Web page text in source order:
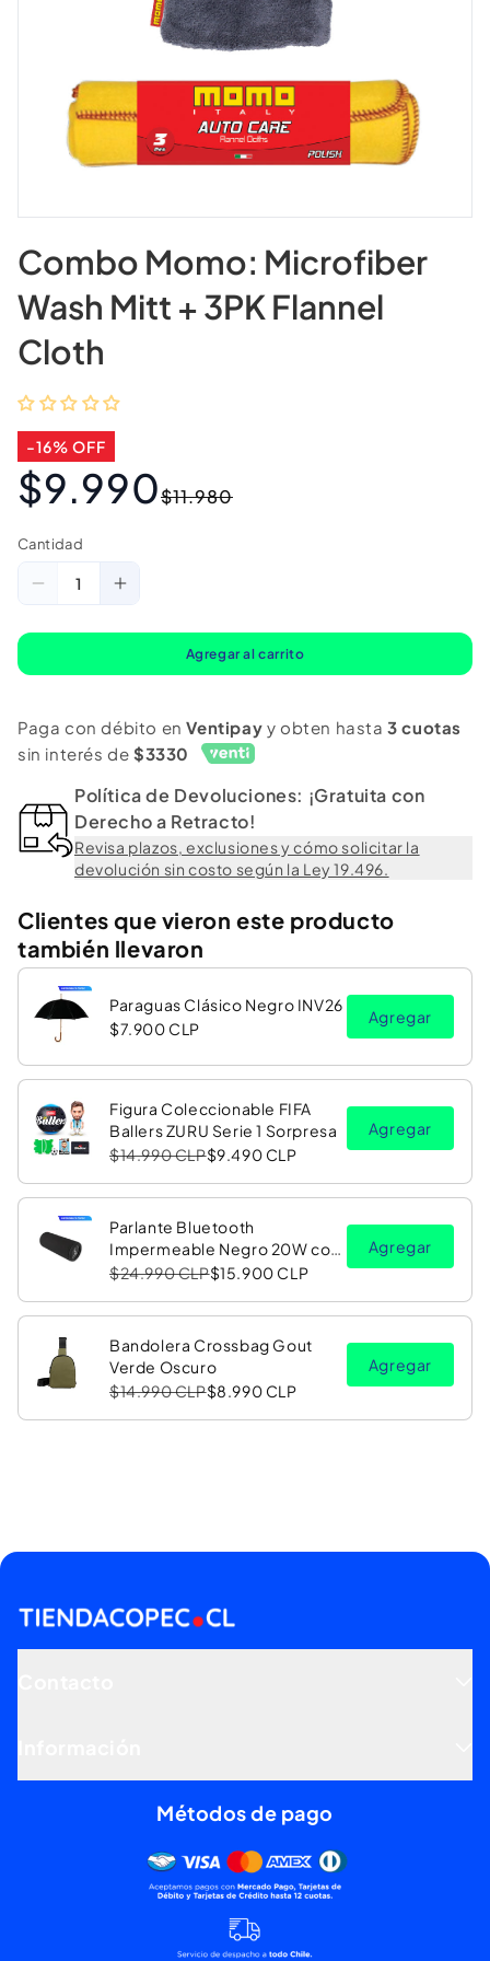
Combo Momo: Microfiber
Wash Mitt + 3PK Flannel
Cloth
-16% OFF
$11.980
$9.990
Cantidad
Cantidad
Reducir
Microfiber
Mitt
+
3PK
Cloth
Aumentar
Microfiber
Mitt
+
3PK
Cloth
Agregar al carrito
Paga con débito enVentipay y obten hasta3 cuotas
sin interés de $3330
Política de Devoluciones: ¡Gratuita con
Derecho a Retracto!
Revisa plazos, exclusiones y cómo solicitar la
devolución sin costo según la Ley 19.496.
Clientes que vieron este producto
también llevaron
Paraguas Clásico Negro INV26
$7.900 CLP
Agregar
Figura Coleccionable FIFA
Ballers ZURU Serie 1 Sorpresa
$14.990 CLP$9.490 CLP
Agregar
Parlante Bluetooth
Impermeable Negro 20W con
Luz LED RGB PV26 Copec
$24.990 CLP$15.900 CLP
Agregar
Bandolera Crossbag Gout
Verde Oscuro
$14.990 CLP$8.990 CLP
Agregar
Métodos de pago